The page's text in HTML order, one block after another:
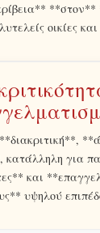
οικίες
για
και
υψηλού